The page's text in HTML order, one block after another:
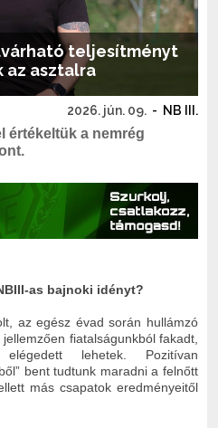
teljesítményt
asztalra
2026. jún. 09. - NB III.
értékeltük a nemrég
as bajnoki idényt?
az egész évad során hullámzó
fiatalságunkból fakadt,
elégedett lehetek. Pozitívan
bent tudtunk maradni a felnőtt
más csapatok eredményeitől